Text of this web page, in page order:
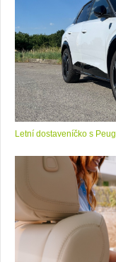
Letní dostaveníčko s